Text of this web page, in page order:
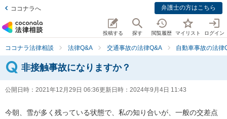
ココナラへ 弁護士の方はこちら
投稿する 探す 閲覧履歴 マイリスト ログイン
ココナラ法律相談 法律Q&A 交通事故の法律Q&A 自動車事故の法律
非接触事故になりますか？
公開日時： 2021年12月29日 06:36更新日時： 2024年9月4日 11:43
今朝、雪が多く残っている状態で、私の知り合いが、一般の交差点